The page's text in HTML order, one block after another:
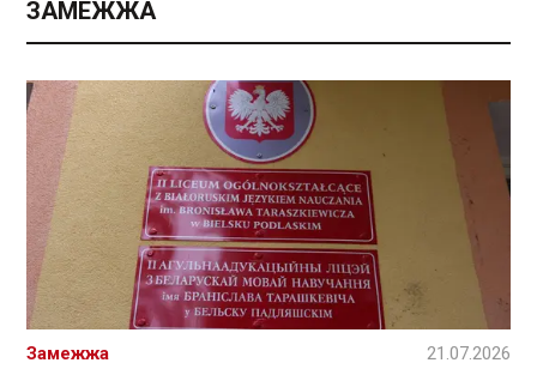
ЗАМЕЖЖА
Замежжа 21.07.2026